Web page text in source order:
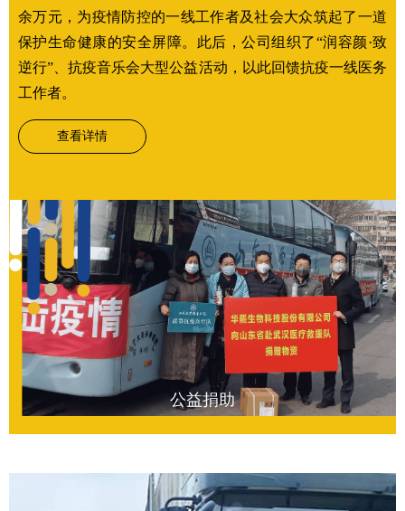
余万元，为疫情防控的一线工作者及社会大众筑起了一道
保护生命健康的安全屏障。此后，公司组织了“润容颜·致
逆行”、抗疫音乐会大型公益活动，以此回馈抗疫一线医务
工作者。
查看详情
公益捐助